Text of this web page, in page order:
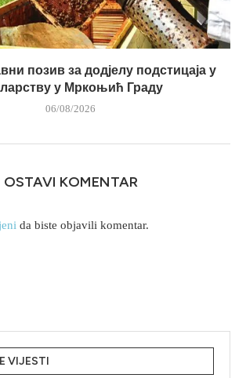
позив за додјелу подстицаја у
у Мркоњић Граду
06/08/2026
OSTAVI KOMENTAR
da biste objavili komentar.
VIJESTI